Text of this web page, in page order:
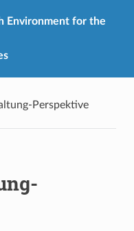
Environment for the
Perspektive